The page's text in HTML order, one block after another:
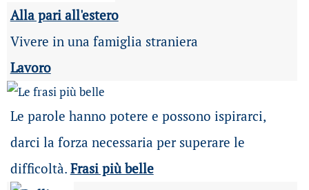
Alla pari all'estero
Vivere in una famiglia straniera
Lavoro
Le parole hanno potere e possono ispirarci,
darci la forza necessaria per superare le
difficoltà. Frasi più belle